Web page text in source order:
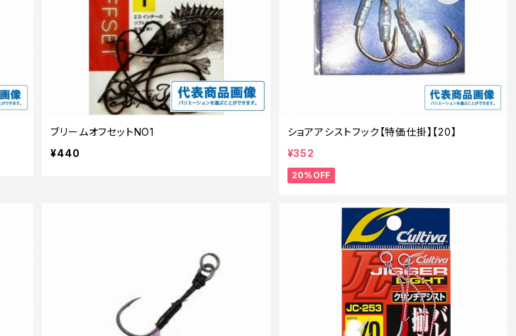
ブリームオフセットNO1
¥440
ショアアシストフック【特価仕掛】【20】
¥352
20%OFF